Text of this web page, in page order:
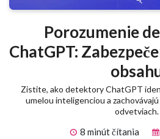
Porozumenie
ChatGPT:
Zistite, ako detektory ChatGPT
umelou inteligenciou a
odvetviach.
8 minút čítania